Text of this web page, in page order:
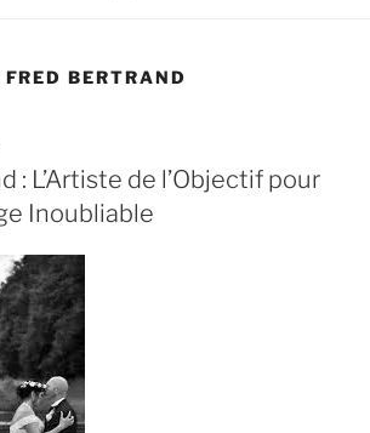
FRED BERTRAND
: L’Artiste de l’Objectif pour
Inoubliable